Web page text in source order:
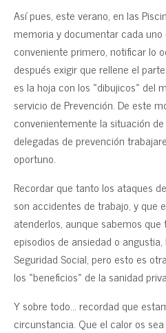
Así pues, este verano, en las
memoria y documentar cada
conveniente primero, notificar lo
después exigir que rellene el
es la hoja con los «dibujicos» del
servicio de Prevención. De este
convenientemente la situación
delegadas de prevención
oportuno.
Recordar que tanto los ataques
son accidentes de trabajo, y que
atenderlos, aunque sabemos
episodios de ansiedad o
Seguridad Social, pero esto es
los «beneficios» de la sanidad
Y sobre todo… recordad que
circunstancia. Que el calor os